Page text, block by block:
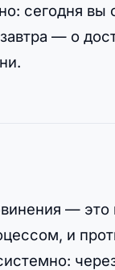
сегодня вы
— о
— это
и